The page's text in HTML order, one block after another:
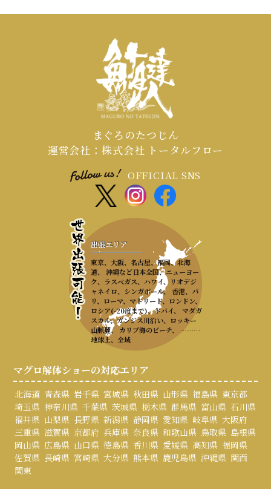
まぐろのたつじん
運営会社：株式会社 トータルフロー
OFFICIAL SNS
出張エリア
東京、大阪、名古屋、福岡、北海
道、 沖縄など日本全国、ニューヨー
ク、ラスベガス、ハワイ、リオデジ
ャネイロ、シンガポール、 香港、パ
リ、ローマ、マドリード、ロンドン、
ロシア(-20度まで)、ドバイ、 マダガ
スカル、ガンジス川沿い、ロッキー
山脈麓、 カリブ海のビーチ、 ………
地球上、全域
マグロ解体ショーの対応エリア
北海道 青森県 岩手県 宮城県 秋田県 山形県 福島県 東京都
埼玉県 神奈川県 千葉県 茨城県 栃木県 群馬県 富山県 石川県
福井県 山梨県 長野県 新潟県 静岡県 愛知県 岐阜県 大阪府
三重県 滋賀県 京都府 兵庫県 奈良県 和歌山県 鳥取県 島根県
岡山県 広島県 山口県 徳島県 香川県 愛媛県 高知県 福岡県
佐賀県 長崎県 宮崎県 大分県 熊本県 鹿児島県 沖縄県 関西
関東